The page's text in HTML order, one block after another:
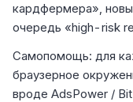
кардфермера»,
очередь «high-risk
Самопомощь: для
браузерное
вроде AdsPower /